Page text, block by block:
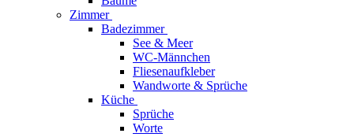
Zimmer
Badezimmer
See & Meer
WC-Männchen
Fliesenaufkleber
Wandworte & Sprüche
Küche
Sprüche
Worte